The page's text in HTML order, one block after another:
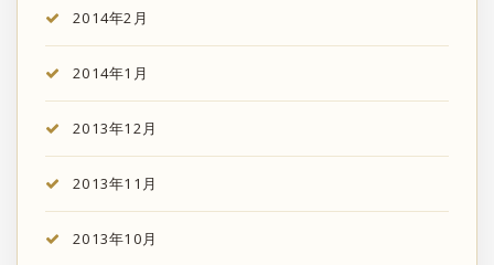
2014年2月
2014年1月
2013年12月
2013年11月
2013年10月